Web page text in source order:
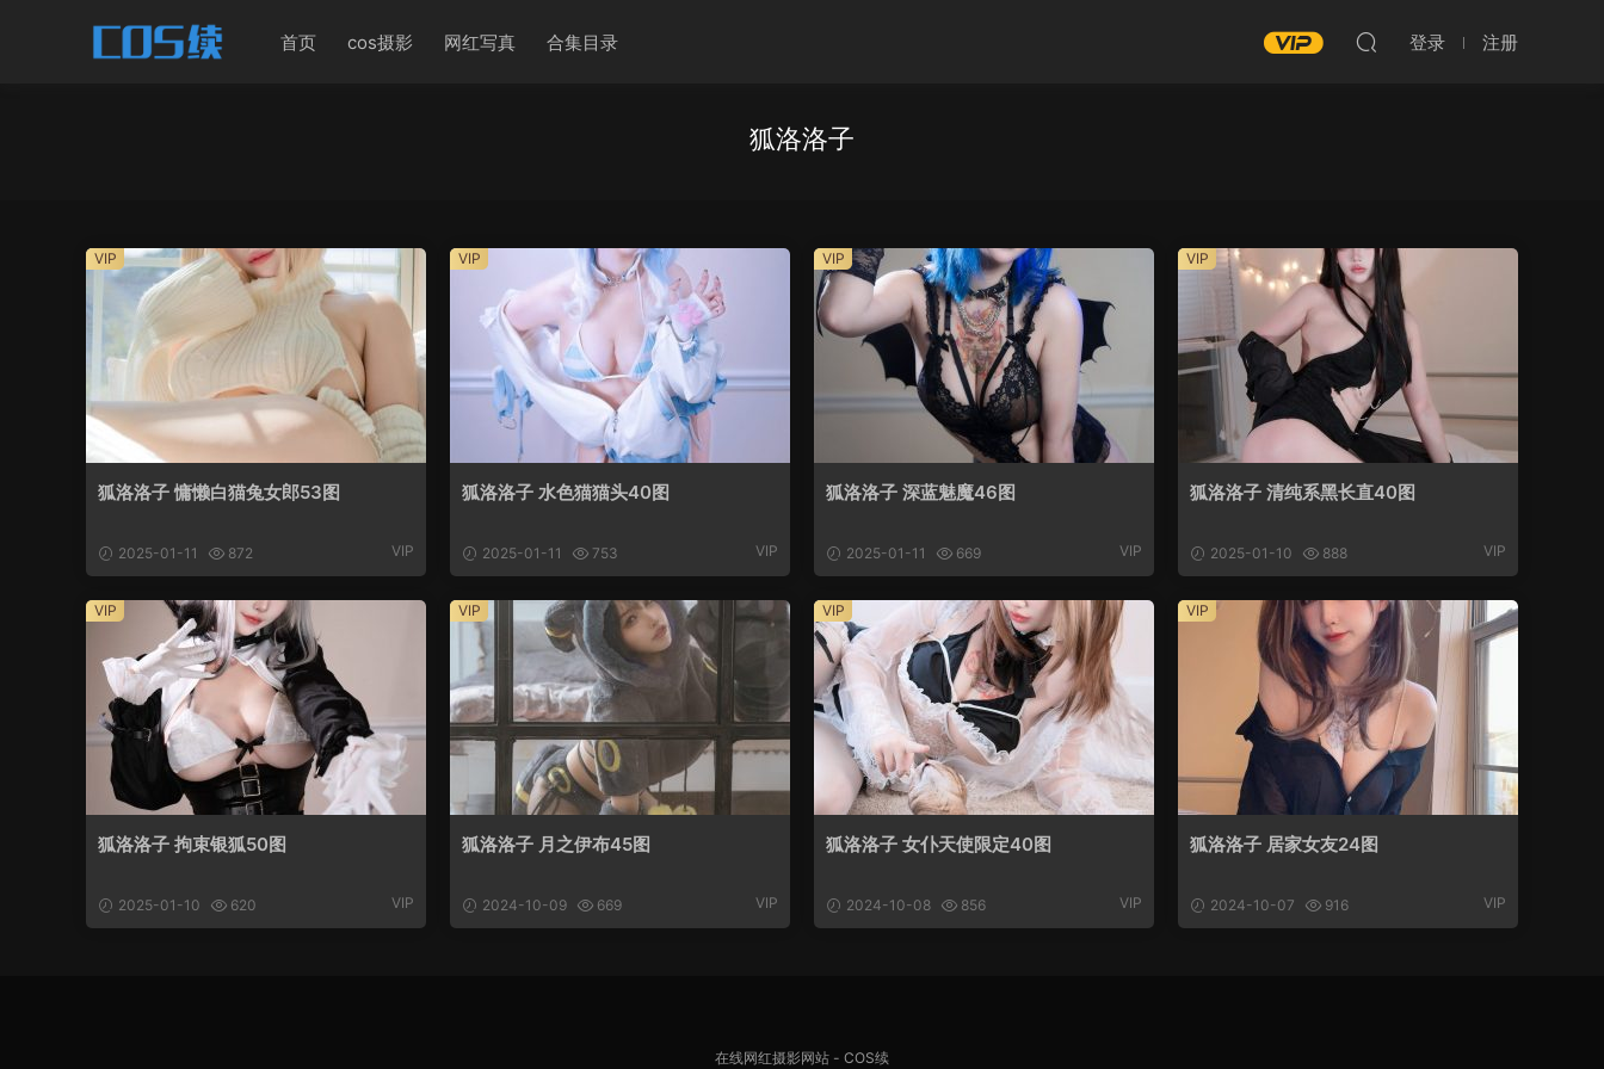
首页 cos摄影 网红写真 合集目录 登录 注册
狐洛洛子
狐洛洛子 慵懒白猫兔女郎53图
2025-01-11 872 VIP
VIP
狐洛洛子 水色猫猫头40图
2025-01-11 753 VIP
VIP
狐洛洛子 深蓝魅魔46图
2025-01-11 669 VIP
VIP
狐洛洛子 清纯系黑长直40图
2025-01-10 888 VIP
VIP
狐洛洛子 拘束银狐50图
2025-01-10 620 VIP
VIP
狐洛洛子 月之伊布45图
2024-10-09 669 VIP
VIP
狐洛洛子 女仆天使限定40图
2024-10-08 856 VIP
VIP
狐洛洛子 居家女友24图
2024-10-07 916 VIP
VIP
在线网红摄影网站 - COS续